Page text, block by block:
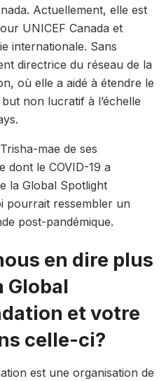
Actuellement, elle est
UNICEF Canada et
internationale. Sans
directrice du réseau de la
où elle a aidé à étendre le
non lucratif à l’échelle
mae de ses
dont le COVID-19 a
la Global Spotlight
pourrait ressembler un
post-pandémique.
en dire plus
Global
et votre
celle-ci?
est une organisation de